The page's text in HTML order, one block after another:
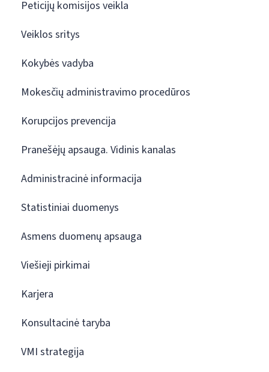
Peticijų komisijos veikla
Veiklos sritys
Kokybės vadyba
Mokesčių administravimo procedūros
Korupcijos prevencija
Pranešėjų apsauga. Vidinis kanalas
Administracinė informacija
Statistiniai duomenys
Asmens duomenų apsauga
Viešieji pirkimai
Karjera
Konsultacinė taryba
VMI strategija